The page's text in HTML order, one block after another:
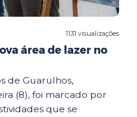
1131 visualizações
área de lazer no
de Guarulhos,
(8), foi marcado por
que se